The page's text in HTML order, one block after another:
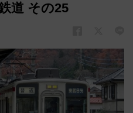
道 その25